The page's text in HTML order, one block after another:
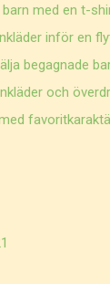
med en t-
inför en
begagnade
och